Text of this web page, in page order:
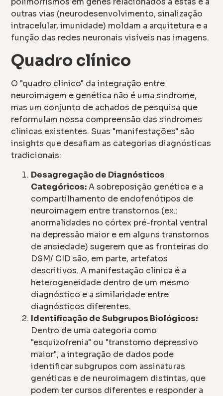
outras vias (neurodesenvolvimento, sinalização
intracelular, imunidade) moldam a arquitetura e a
função das redes neuronais visíveis nas imagens.
Quadro clínico
O "quadro clínico" da integração entre
neuroimagem e genética não é uma síndrome,
mas um conjunto de achados de pesquisa que
reformulam nossa compreensão das síndromes
clínicas existentes. Suas "manifestações" são
insights que desafiam as categorias diagnósticas
tradicionais:
Desagregação de Diagnósticos
Categóricos:A sobreposição genética e a
compartilhamento de endofenótipos de
neuroimagem entre transtornos (ex.:
anormalidades no córtex pré-frontal ventral
na depressão maior e em alguns transtornos
de ansiedade) sugerem que as fronteiras do
DSM/ CID são, em parte, artefatos
descritivos. A manifestação clínica é a
heterogeneidade dentro de um mesmo
diagnóstico e a similaridade entre
diagnósticos diferentes.
Identificação de Subgrupos Biológicos:
Dentro de uma categoria como
"esquizofrenia" ou "transtorno depressivo
maior", a integração de dados pode
identificar subgrupos com assinaturas
genéticas e de neuroimagem distintas, que
podem ter cursos diferentes e responder a